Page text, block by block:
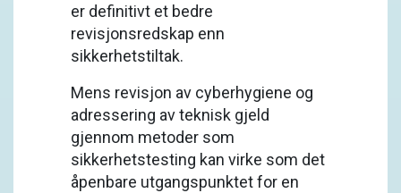
er definitivt et bedre
revisjonsredskap enn
sikkerhetstiltak.
Mens revisjon av cyberhygiene og
adressering av teknisk gjeld
gjennom metoder som
sikkerhetstesting kan virke som det
åpenbare utgangspunktet for en